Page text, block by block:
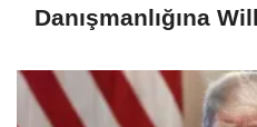
Danışmanlığına